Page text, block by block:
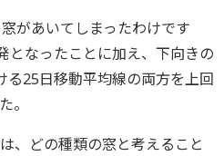
があいてしまったわけです
となったことに加え、下向きの
る25日移動平均線の両方を上回
。
、どの種類の窓と考えること